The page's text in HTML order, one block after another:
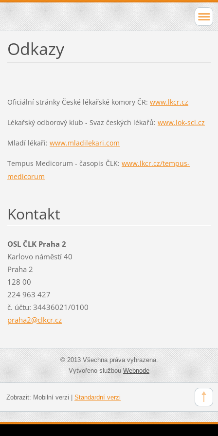
Odkazy
Oficiální stránky České lékařské komory ČR: www.lkcr.cz
Lékařský odborový klub - Svaz českých lékařů: www.lok-scl.cz
Mladí lékaři: www.mladilekari.com
Tempus Medicorum - časopis ČLK: www.lkcr.cz/tempus-
medicorum
Kontakt
OSL ČLK Praha 2
Karlovo náměstí 40
Praha 2
128 00
224 963 427
č. účtu: 34436021/0100
praha2@clkcr.cz
© 2013 Všechna práva vyhrazena.
Vytvořeno službouWebnode
Zobrazit: Mobilní verzi Standardní verzi